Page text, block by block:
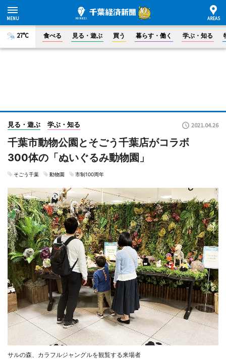
27°C 食べる 見る・遊ぶ 買う 暮らす・働く 学ぶ・知る
見る・遊ぶ 学ぶ・知る 2021.04.26
千葉市動物公園とそごう千葉店がコラボ
300体の「ぬいぐるみ動物園」
そごう千葉 動物園 市制100周年
サルの森、カラフルジャングルを観覧する来場者